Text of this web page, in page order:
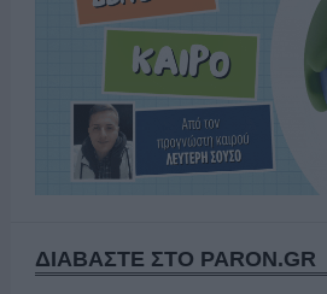
ΔΙΑΒΑΣΤΕ ΣΤΟ PARON.GR